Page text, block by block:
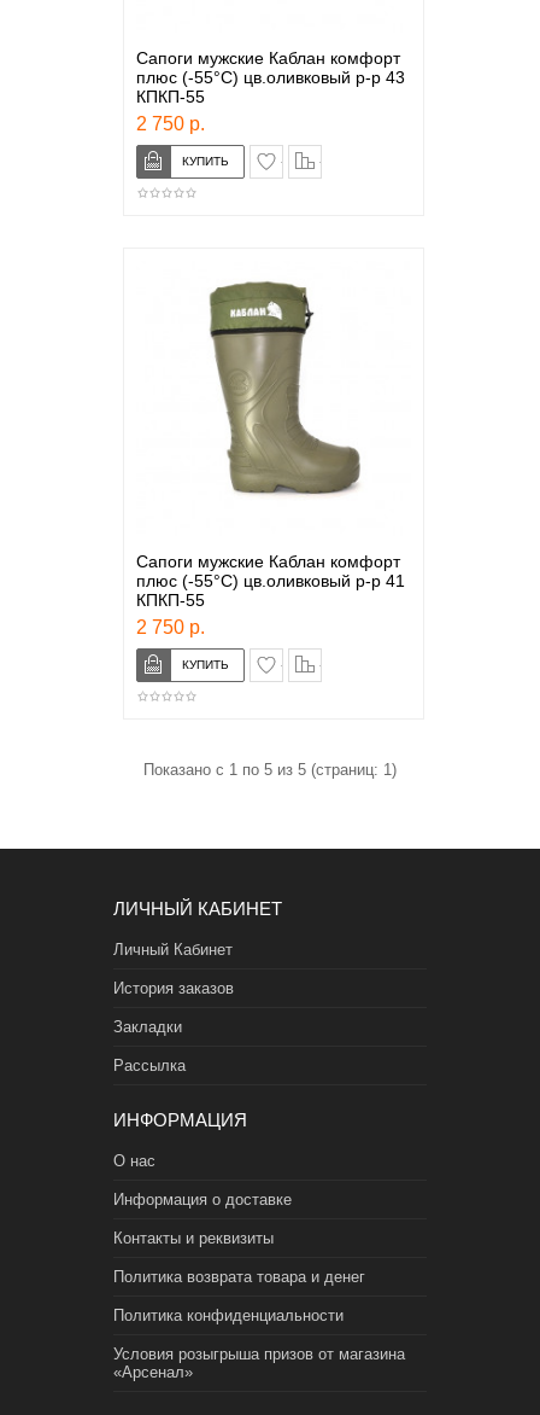
Сапоги мужские Каблан комфорт
плюс (-55°С) цв.оливковый р-р 43
КПКП-55
2 750 р.
в закладки
Сапоги мужские Каблан комфорт
плюс (-55°С) цв.оливковый р-р 41
КПКП-55
2 750 р.
в закладки
Показано с 1 по 5 из 5 (страниц: 1)
ЛИЧНЫЙ КАБИНЕТ
Личный Кабинет
История заказов
Закладки
Рассылка
ИНФОРМАЦИЯ
О нас
Информация о доставке
Контакты и реквизиты
Политика возврата товара и денег
Политика конфиденциальности
Условия розыгрыша призов от магазина
«Арсенал»